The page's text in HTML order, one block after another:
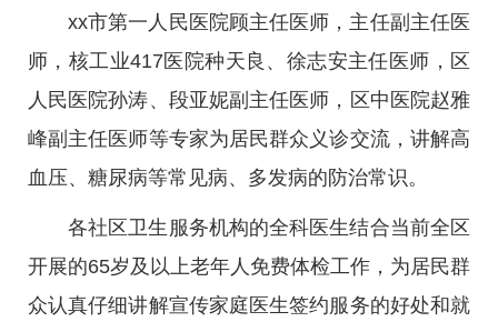
xx市第一人民医院顾主任医师，主任副主任医
师，核工业417医院种天良、徐志安主任医师，区
人民医院孙涛、段亚妮副主任医师，区中医院赵雅
峰副主任医师等专家为居民群众义诊交流，讲解高
血压、糖尿病等常见病、多发病的防治常识。
各社区卫生服务机构的全科医生结合当前全区
开展的65岁及以上老年人免费体检工作，为居民群
众认真仔细讲解宣传家庭医生签约服务的好处和就